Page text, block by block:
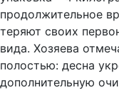
продолжительное
теряют своих
вида. Хозяева
полостью: десна
дополнительную